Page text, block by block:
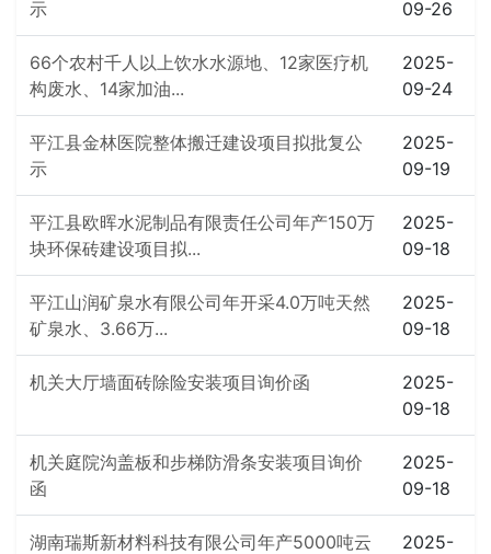
示
09-26
66个农村千人以上饮水水源地、12家医疗机
构废水、14家加油...
2025-
09-24
平江县金林医院整体搬迁建设项目拟批复公
示
2025-
09-19
平江县欧晖水泥制品有限责任公司年产150万
块环保砖建设项目拟...
2025-
09-18
平江山润矿泉水有限公司年开采4.0万吨天然
矿泉水、3.66万...
2025-
09-18
机关大厅墙面砖除险安装项目询价函
2025-
09-18
机关庭院沟盖板和步梯防滑条安装项目询价
函
2025-
09-18
湖南瑞斯新材料科技有限公司年产5000吨云
2025-